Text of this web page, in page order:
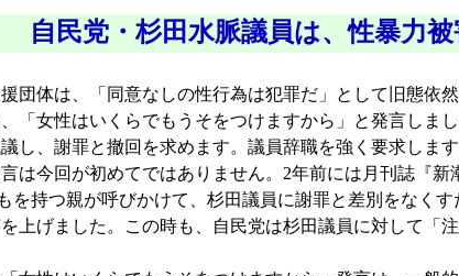
自民党・杉田水脈議員は、性暴力
団体は、「同意なしの性行為は犯罪だ」として旧態依
「女性はいくらでもうそをつけますから」と発言しま
し、謝罪と撤回を求めます。議員辞職を強く要求します
は今回が初めてではありません。2年前には月刊誌『
を持つ親が呼びかけて、杉田議員に謝罪と差別をなく
上げました。この時も、自民党は杉田議員に対して「